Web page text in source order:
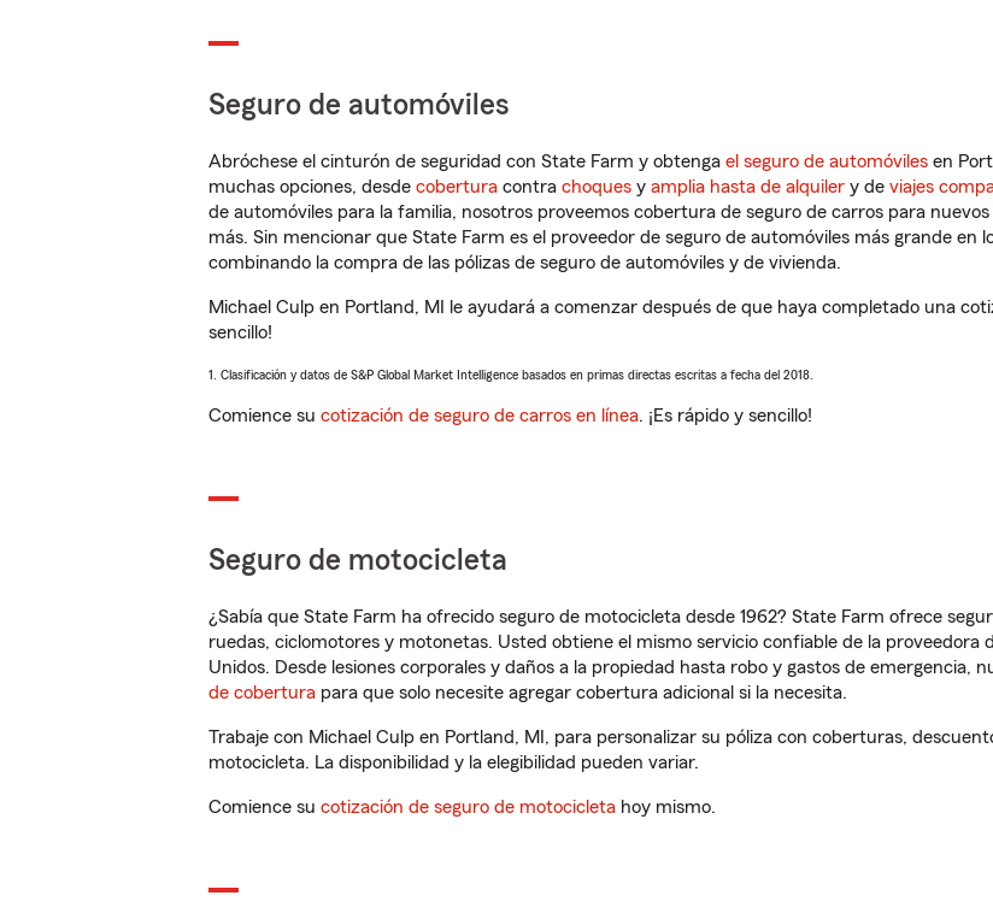
Seguro de automóviles
Abróchese el cinturón de seguridad con State Farm y obtenga el seguro de automóviles en
muchas opciones, desde cobertura contra choques y amplia hasta de alquiler y de viajes
de automóviles para la familia, nosotros proveemos cobertura de seguro de carros para
más. Sin mencionar que State Farm es el proveedor de seguro de automóviles más grande en
combinando la compra de las pólizas de seguro de automóviles y de vivienda.
Michael Culp en Portland, MI le ayudará a comenzar después de que haya completado una
sencillo!
1. Clasificación y datos de S&P Global Market Intelligence basados en primas directas escritas a fecha del 2018.
Comience su cotización de seguro de carros en línea. ¡Es rápido y sencillo!
Seguro de motocicleta
¿Sabía que State Farm ha ofrecido seguro de motocicleta desde 1962? State Farm ofrece
ruedas, ciclomotores y motonetas. Usted obtiene el mismo servicio confiable de la proveedora
Unidos. Desde lesiones corporales y daños a la propiedad hasta robo y gastos de emergencia,
de cobertura para que solo necesite agregar cobertura adicional si la necesita.
Trabaje con Michael Culp en Portland, MI, para personalizar su póliza con coberturas,
motocicleta. La disponibilidad y la elegibilidad pueden variar.
Comience su cotización de seguro de motocicleta hoy mismo.